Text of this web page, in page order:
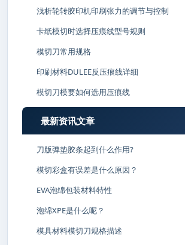
浅析轮转胶印机印刷张力的调节与控制
卡纸模切时选择压痕线型号规则
模切刀常用规格
印刷材料DULEE反压痕线详细
模切刀模要如何选用压痕线
最新资讯文章
刀版弹垫胶条起到什么作用?
模切彩盒有误差是什么原因？
EVA泡绵包装材料特性
泡绵XPE是什么呢？
模具材料模切刀规格描述